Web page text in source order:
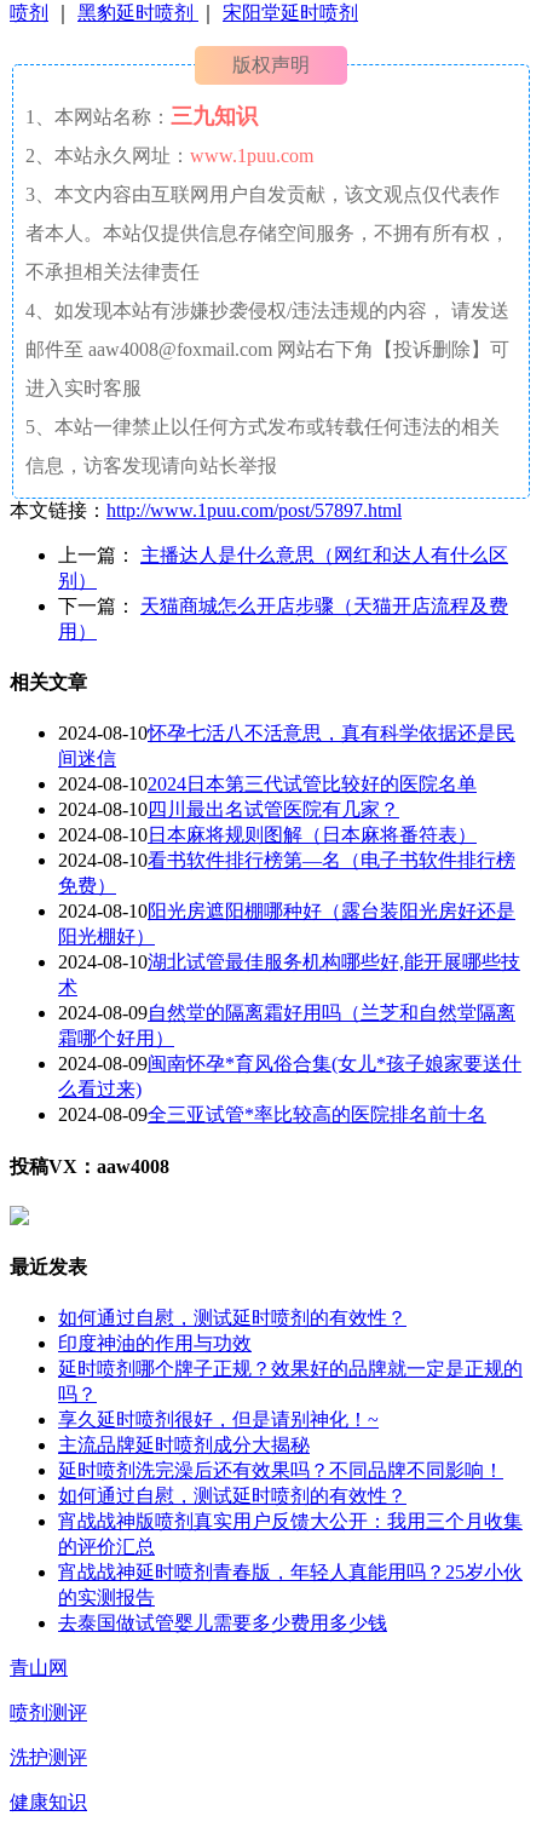
喷剂
黑豹延时喷剂 宋阳堂延时喷剂
版权声明
1、本网站名称： 三九知识
2、本站永久网址： www.1puu.com
3、本文内容由互联网用户自发贡献，该文观点仅代表作
者本人。本站仅提供信息存储空间服务，不拥有所有权，
不承担相关法律责任
4、如发现本站有涉嫌抄袭侵权/违法违规的内容， 请发送
邮件至 aaw4008@foxmail.com 网站右下角【投诉删除】可
进入实时客服
5、本站一律禁止以任何方式发布或转载任何违法的相关
信息，访客发现请向站长举报
本文链接： http://www.1puu.com/post/57897.html
上一篇： 主播达人是什么意思（网红和达人有什么区
别）
下一篇： 天猫商城怎么开店步骤（天猫开店流程及费
用）
相关文章
2024-08-10怀孕七活八不活意思，真有科学依据还是民
间迷信
2024-08-102024日本第三代试管比较好的医院名单
2024-08-10四川最出名试管医院有几家？
2024-08-10日本麻将规则图解（日本麻将番符表）
2024-08-10看书软件排行榜第—名（电子书软件排行榜
免费）
2024-08-10阳光房遮阳棚哪种好（露台装阳光房好还是
阳光棚好）
2024-08-10湖北试管最佳服务机构哪些好,能开展哪些技
术
2024-08-09自然堂的隔离霜好用吗（兰芝和自然堂隔离
霜哪个好用）
2024-08-09闽南怀孕*育风俗合集(女儿*孩子娘家要送什
么看过来)
2024-08-09全三亚试管*率比较高的医院排名前十名
投稿VX：aaw4008
最近发表
如何通过自慰，测试延时喷剂的有效性？
印度神油的作用与功效
延时喷剂哪个牌子正规？效果好的品牌就一定是正规的
吗？
享久延时喷剂很好，但是请别神化！~
主流品牌延时喷剂成分大揭秘
延时喷剂洗完澡后还有效果吗？不同品牌不同影响！
如何通过自慰，测试延时喷剂的有效性？
宵战战神版喷剂真实用户反馈大公开：我用三个月收集
的评价汇总
宵战战神延时喷剂青春版，年轻人真能用吗？25岁小伙
的实测报告
去泰国做试管婴儿需要多少费用多少钱
青山网
喷剂测评
洗护测评
健康知识